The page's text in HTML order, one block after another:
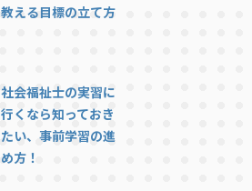
教える目標の立て方
社会福祉士の実習に
行くなら知っておき
たい、事前学習の進
め方！